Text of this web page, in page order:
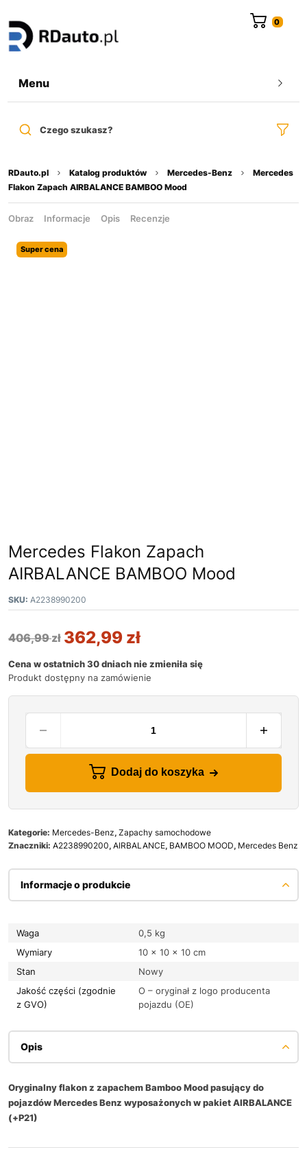
Menu
Czego szukasz?
RDauto.pl Katalog produktów Mercedes-Benz
Mercedes
Flakon Zapach AIRBALANCE BAMBOO Mood
Obraz Informacje Opis Recenzje
Super cena
Mercedes Flakon Zapach
AIRBALANCE BAMBOO Mood
SKU: A2238990200
406,99zł 362,99 zł
Cena w ostatnich 30 dniach nie zmieniła się
Produkt dostępny na zamówienie
Dodaj do koszyka
Kategorie: Mercedes-Benz, Zapachy samochodowe
Znaczniki: A2238990200, AIRBALANCE, BAMBOO MOOD, Mercedes Benz
Informacje o produkcie
Waga
0,5 kg
Wymiary
10 × 10 × 10 cm
Stan
Nowy
Jakość części (zgodnie
z GVO)
O – oryginał z logo producenta
pojazdu (OE)
Opis
Oryginalny flakon z zapachem Bamboo Mood pasujący do
pojazdów Mercedes Benz wyposażonych w pakiet AIRBALANCE
(+P21)